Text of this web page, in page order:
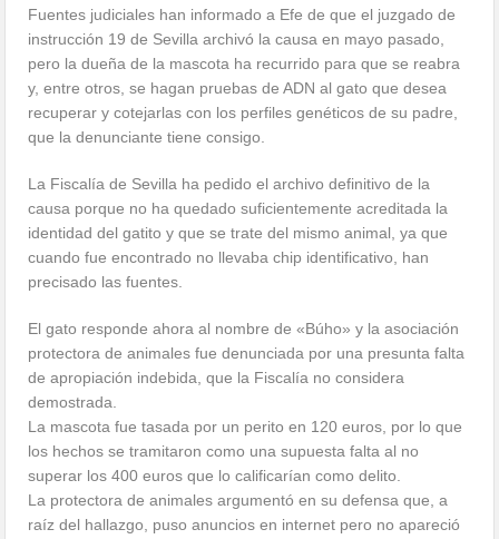
Fuentes judiciales han informado a Efe de que el juzgado de
instrucción 19 de Sevilla archivó la causa en mayo pasado,
pero la dueña de la mascota ha recurrido para que se reabra
y, entre otros, se hagan pruebas de ADN al gato que desea
recuperar y cotejarlas con los perfiles genéticos de su padre,
que la denunciante tiene consigo.
La Fiscalía de Sevilla ha pedido el archivo definitivo de la
causa porque no ha quedado suficientemente acreditada la
identidad del gatito y que se trate del mismo animal, ya que
cuando fue encontrado no llevaba chip identificativo, han
precisado las fuentes.
El gato responde ahora al nombre de «Búho» y la asociación
protectora de animales fue denunciada por una presunta falta
de apropiación indebida, que la Fiscalía no considera
demostrada.
La mascota fue tasada por un perito en 120 euros, por lo que
los hechos se tramitaron como una supuesta falta al no
superar los 400 euros que lo calificarían como delito.
La protectora de animales argumentó en su defensa que, a
raíz del hallazgo, puso anuncios en internet pero no apareció